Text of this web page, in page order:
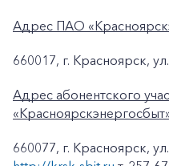
Адрес ПАО
660017, г. Красноярск,
Адрес абонентского
660077, г. Красноярск,